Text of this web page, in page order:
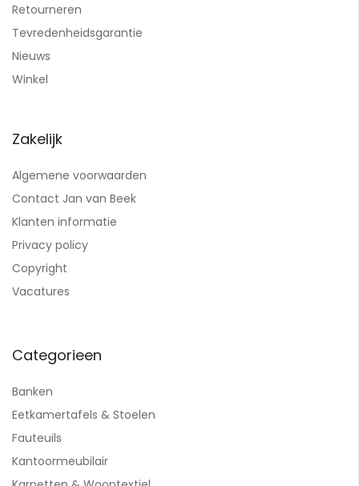
Retourneren
Tevredenheidsgarantie
Nieuws
Winkel
Zakelijk
Algemene voorwaarden
Contact Jan van Beek
Klanten informatie
Privacy policy
Copyright
Vacatures
Categorieen
Banken
Eetkamertafels & Stoelen
Fauteuils
Kantoormeubilair